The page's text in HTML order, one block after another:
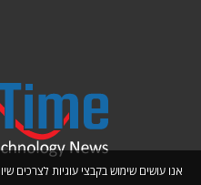
אנו עושים שימוש בקבצי עוגיות לצרכים